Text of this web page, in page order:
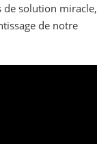
de solution miracle,
de notre